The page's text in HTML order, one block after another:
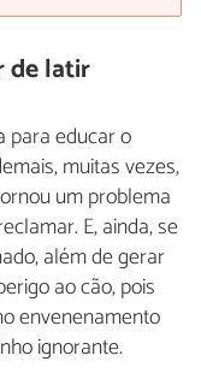
de latir
para educar o
muitas vezes,
um problema
E, ainda, se
além de gerar
ao cão, pois
envenenamento
ignorante.